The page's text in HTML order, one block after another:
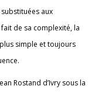
aux
de sa complexité, la
simple et toujours
Rostand d’Ivry sous la